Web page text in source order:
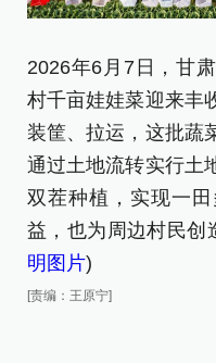
2026年6月7日，甘
村千亩娃娃菜迎来丰
装筐、拉运，这批蔬
通过土地流转实行土
双茬种植，实现一
益，也为周边村民创
明图片)
[责编：王原宁]